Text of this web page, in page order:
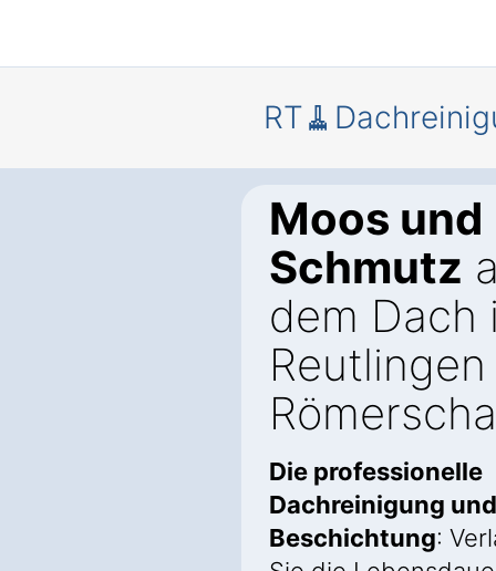
Moos und
Schmutz
dem Dach
Reutlingen
Die professionelle
Dachreinigung und
Beschichtung: